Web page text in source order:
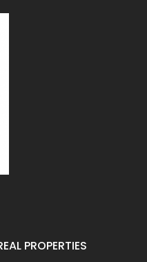
PROPERTIES